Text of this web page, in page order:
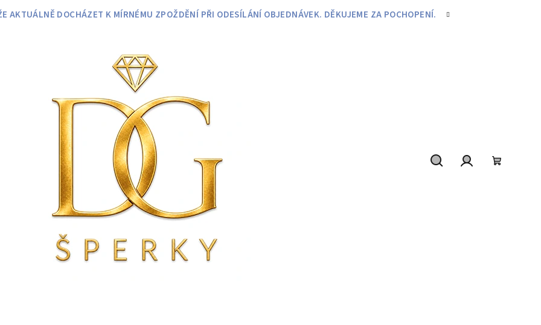
AKTUÁLNĚ DOCHÁZET K MÍRNÉMU ZPOŽDĚNÍ PŘI ODESÍLÁNÍ OBJEDNÁVEK. DĚKUJEME ZA POCHOPENÍ.